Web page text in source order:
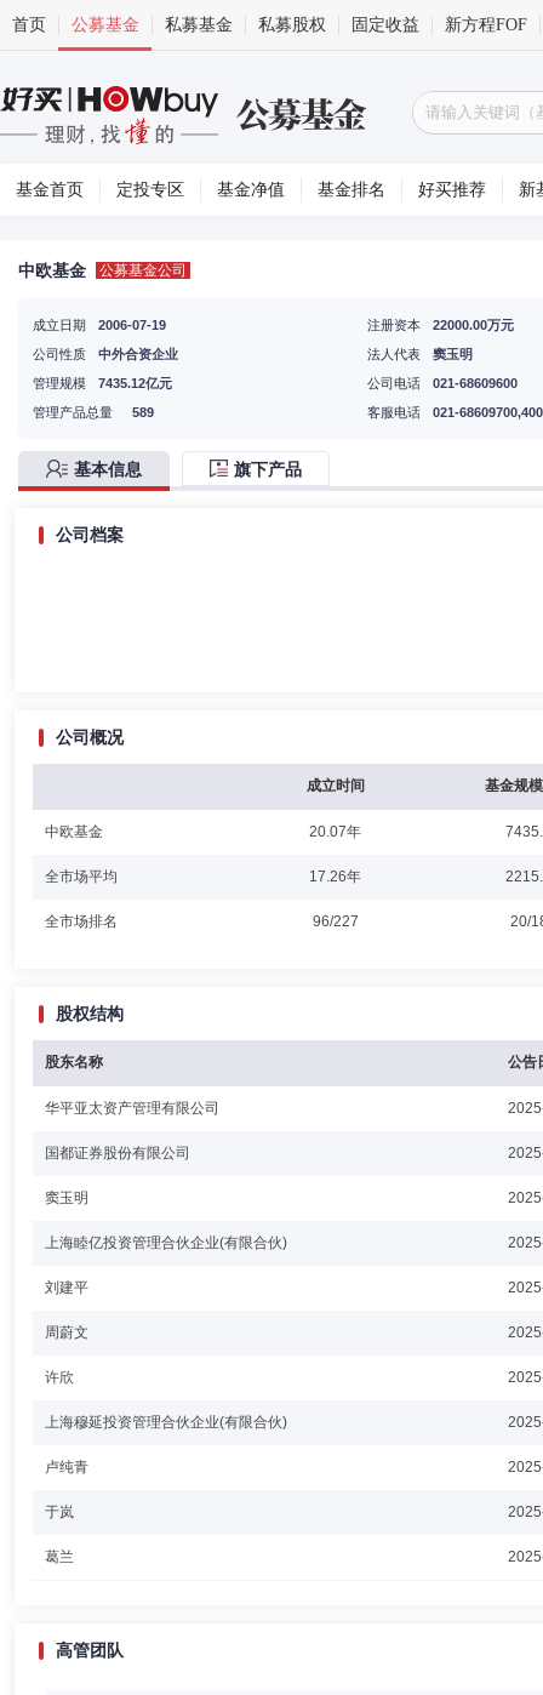
首页 公募基金 私募基金 私募股权 固定收益 新方程FOF
基金首页 定投专区 基金净值 基金排名 好买推荐 新
中欧基金 公募基金公司
成立日期
2006-07-19
公司性质
中外合资企业
注册资本
22000.00万元
法人代表
窦玉明
管理规模
7435.12亿元
管理产品总量
589
公司电话
021-68609600
客服电话
021-
基本信息 旗下产品
公司档案
公司概况
成立时间 基金规
中欧基金 20.07年
全市场平均 17.26年
全市场排名 96/227 20/
股权结构
股东名称 公告
华平亚太资产管理有限公司
国都证券股份有限公司
窦玉明
上海睦亿投资管理合伙企业(有限合伙)
刘建平
周蔚文
许欣
上海穆延投资管理合伙企业(有限合伙)
卢纯青
于岚
葛兰
于洁
高管团队